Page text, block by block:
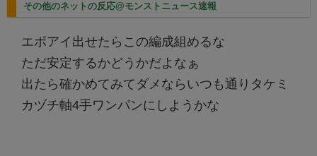
その他のネットの反応@モンストニュース速報
エボアイ出せたらこの編成組めるな
ただ安定するかどうかだよなぁ
出たら確かめてみてダメならいつも通りタケミ
カヅチ軸4手ワンパンにしようかな